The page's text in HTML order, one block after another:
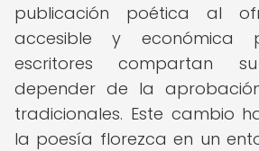
publicación poética al
accesible y
escritores compartan
depender de la
tradicionales. Este cambio
la poesía florezca en un